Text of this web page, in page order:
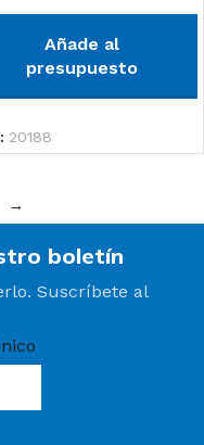
Añade al
presupuesto
20188
→
boletín
Suscríbete al